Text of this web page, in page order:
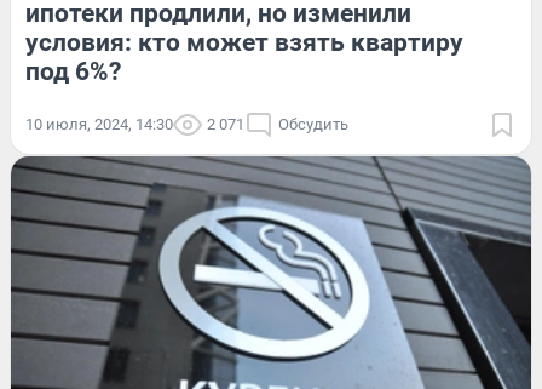
ипотеки продлили, но изменили
условия: кто может взять квартиру
под 6%?
10 июля, 2024, 14:30 2 071 Обсудить